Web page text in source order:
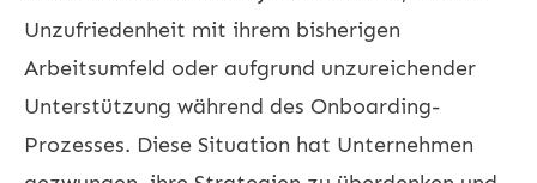
Unzufriedenheit mit ihrem bisherigen
Arbeitsumfeld oder aufgrund unzureichender
Unterstützung während des Onboarding-
Prozesses. Diese Situation hat Unternehmen